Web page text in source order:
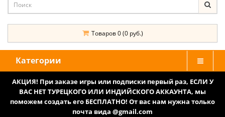
Товаров 0 (0 руб.)
Категории
АКЦИЯ! При заказе игры или подписки первый раз, ЕСЛИ У
ВАС НЕТ ТУРЕЦКОГО ИЛИ ИНДИЙСКОГО АККАУНТА, мы
поможем создать его БЕСПЛАТНО! От вас нам нужна только
почта вида @gmail.com